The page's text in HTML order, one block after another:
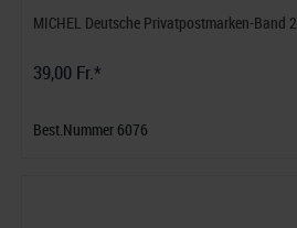
MICHEL Deutsche Privatpostmarken-Band 2
39,00 Fr.*
Best.Nummer 6076